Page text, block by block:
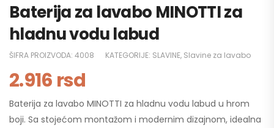
Baterija za lavabo MINOTTI za
hladnu vodu labud
ŠIFRA PROIZVODA: 4008 KATEGORIJE: SLAVINE, Slavine za lavabo
2.916 rsd
Baterija za lavabo MINOTTI za hladnu vodu labud u hrom
boji. Sa stojećom montažom i modernim dizajnom, idealna